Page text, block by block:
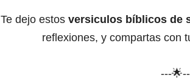
Te dejo estos versiculos bíblicos de
reflexiones, y compartas con
---